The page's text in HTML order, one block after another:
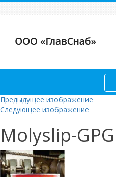
Предыдущее изображение
Следующее изображение
Molyslip-GPG